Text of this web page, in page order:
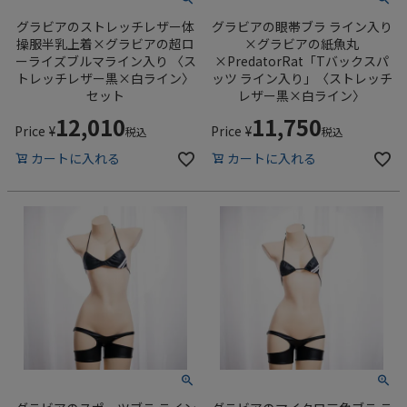
グラビアのストレッチレザー体
操服半乳上着×グラビアの超ロ
ーライズブルマライン入り 〈ス
トレッチレザー黒×白ライン〉
セット
Price ¥12,010税込
カートに入れる
グラビアの眼帯ブラ ライン入り
×グラビアの紙魚丸
×PredatorRat「Tバックスパ
ッツ ライン入り」〈ストレッチ
レザー黒×白ライン〉
Price ¥11,750税込
カートに入れる